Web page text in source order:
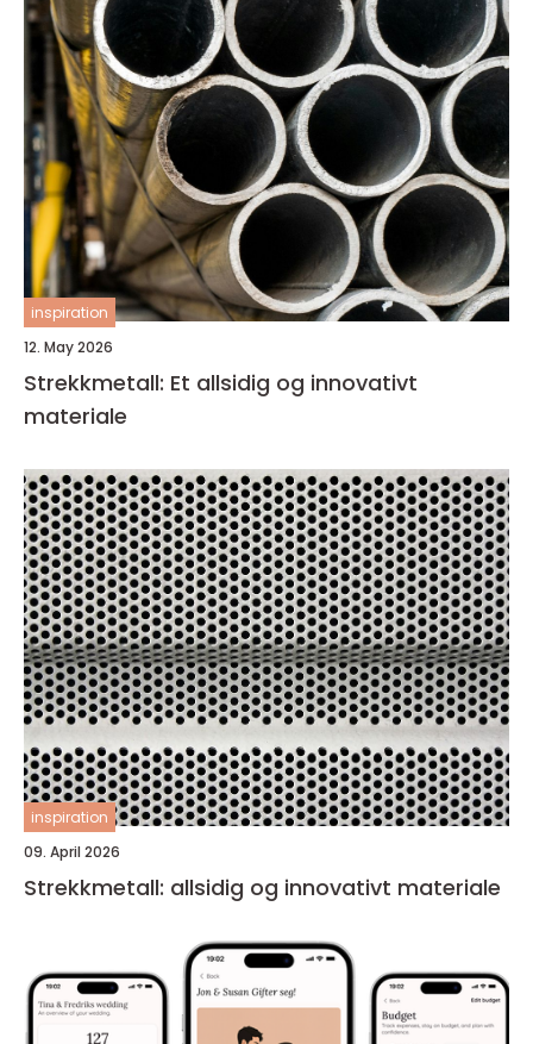
inspiration
12. May 2026
Strekkmetall: Et allsidig og innovativt
materiale
inspiration
09. April 2026
Strekkmetall: allsidig og innovativt materiale